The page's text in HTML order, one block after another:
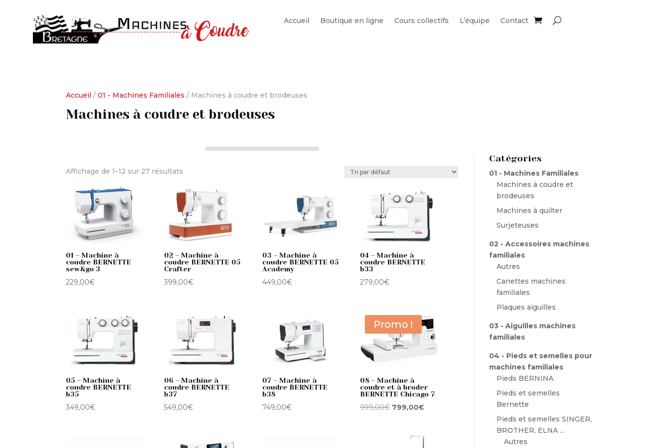
Accueil Boutique en ligne Cours collectifs L’équipe Contact
Accueil /01 - Machines Familiales / Machines à coudre et brodeuses
Machines à coudre et brodeuses
Affichage de 1–12 sur 27 résultats
01 – Machine à
coudre BERNETTE
sew&go 3
229,00€
02 – Machine à
coudre BERNETTE 05
Crafter
399,00€
03 – Machine à
coudre BERNETTE 05
Academy
449,00€
04 – Machine à
coudre BERNETTE
b33
279,00€
05 – Machine à
coudre BERNETTE
b35
349,00€
06 – Machine à
coudre BERNETTE
b37
549,00€
07 – Machine à
coudre BERNETTE
b38
749,00€
Promo !
08 – Machine à
coudre et à broder
BERNETTE Chicago 7
999,00€ Le
799,00€
est :
Catégories
01 - Machines Familiales
Machines à coudre et
brodeuses
Machines à quilter
Surjeteuses
02 - Accessoires machines
familiales
Autres
Canettes machines
familiales
Plaques aiguilles
03 - Aiguilles machines
familiales
04 - Pieds et semelles pour
machines familiales
Pieds BERNINA
Pieds et semelles
Bernette
Pieds et semelles SINGER,
BROTHER, ELNA ...
Autres